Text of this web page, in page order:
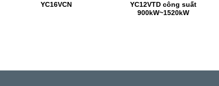
YC16VCN
YC12VTD công suất
900kW~1520kW